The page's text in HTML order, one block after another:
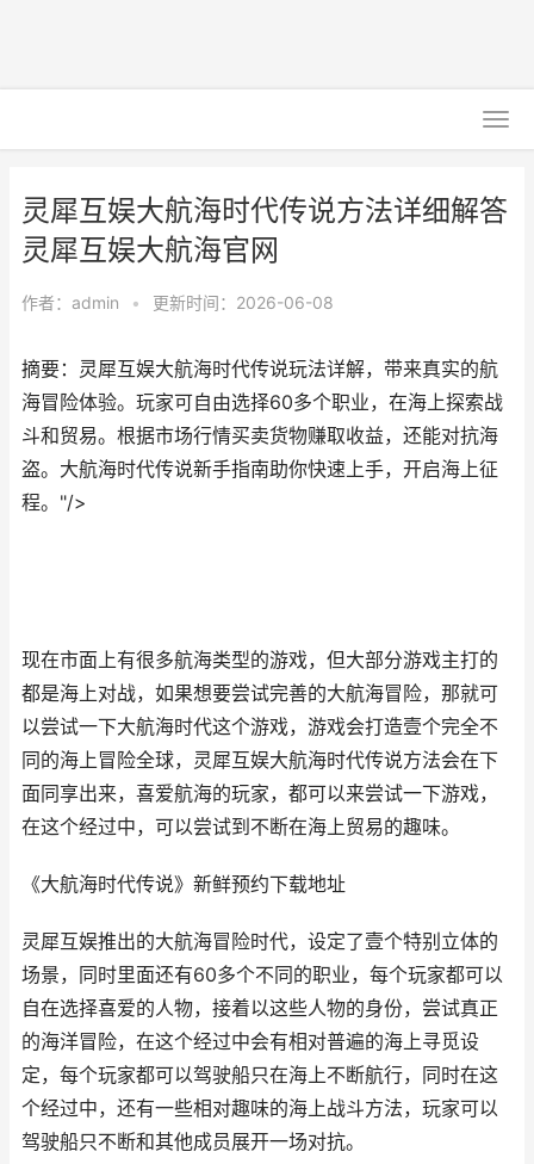
灵犀互娱大航海时代传说方法详细解答
灵犀互娱大航海官网
作者： admin • 更新时间：2026-06-08
摘要：灵犀互娱大航海时代传说玩法详解，带来真实的航
海冒险体验。玩家可自由选择60多个职业，在海上探索战
斗和贸易。根据市场行情买卖货物赚取收益，还能对抗海
盗。大航海时代传说新手指南助你快速上手，开启海上征
程。"/>
现在市面上有很多航海类型的游戏，但大部分游戏主打的
都是海上对战，如果想要尝试完善的大航海冒险，那就可
以尝试一下大航海时代这个游戏，游戏会打造壹个完全不
同的海上冒险全球，灵犀互娱大航海时代传说方法会在下
面同享出来，喜爱航海的玩家，都可以来尝试一下游戏，
在这个经过中，可以尝试到不断在海上贸易的趣味。
《大航海时代传说》新鲜预约下载地址
灵犀互娱推出的大航海冒险时代，设定了壹个特别立体的
场景，同时里面还有60多个不同的职业，每个玩家都可以
自在选择喜爱的人物，接着以这些人物的身份，尝试真正
的海洋冒险，在这个经过中会有相对普遍的海上寻觅设
定，每个玩家都可以驾驶船只在海上不断航行，同时在这
个经过中，还有一些相对趣味的海上战斗方法，玩家可以
驾驶船只不断和其他成员展开一场对抗。